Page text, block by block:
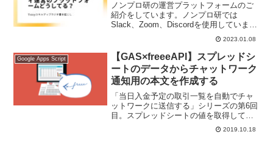
ノンプロ研の運営プラットフォームのご
紹介をしています。ノンプロ研では
Slack、Zoom、Discordを使用していま
す。Slackはメンバー間のN対Nのコミュ
ニケーションを容易に行えるようにして
います。Zoomはレコーディングで録画を
残せるため、オフライン活動からオンラ
イン活動への移行に有用でした。Discord
はチャット、音声、ビデオのコミュニケ
ーションを可能にし、イベントの登録な
しでスムーズにコミュニケーションでき
るため使用しています。
2023.01.08
Google Apps Script
【GAS×freeeAPI】スプレッドシ
ートのデータからチャットワーク
通知用の本文を作成する
「当日入金予定の取引一覧を自動でチャ
ットワークに送信する」シリーズの第6回
目。スプレッドシートの値を取得して文
字列結合し、チャットワークに通知する
2019.10.18